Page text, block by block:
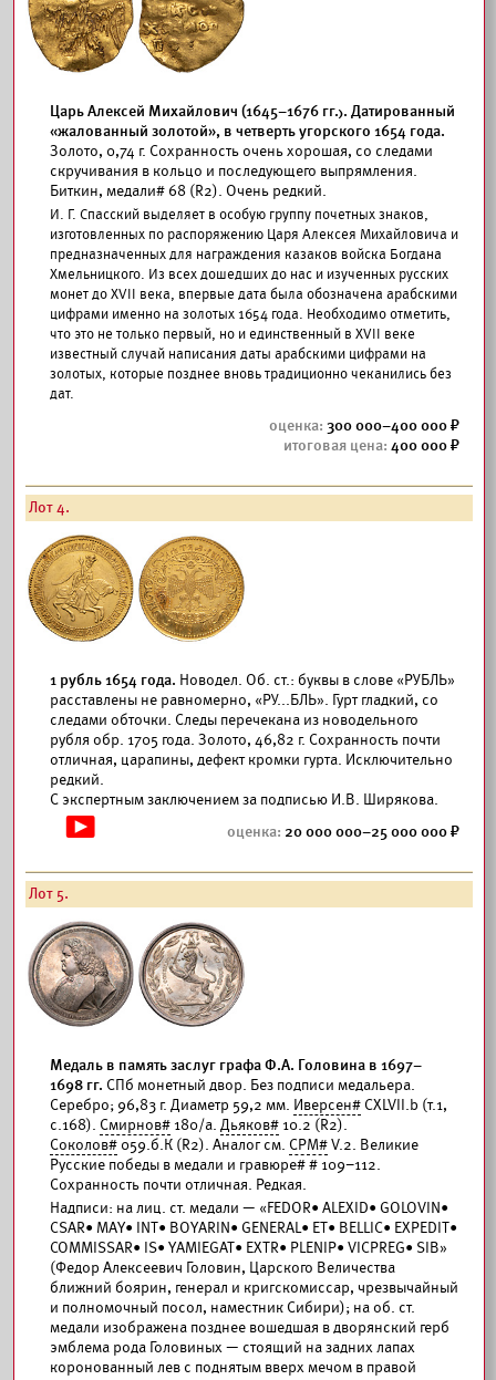
Царь Алексей Михайлович (1645–1676 гг.). Датированный
«жалованный золотой», в четверть угорского 1654 года.
Золото, 0,74 г. Сохранность очень хорошая, со следами
скручивания в кольцо и последующего выпрямления.
Биткин, медали# 68 (R2). Очень редкий.
И. Г. Спасский выделяет в особую группу почетных знаков,
изготовленных по распоряжению Царя Алексея Михайловича и
предназначенных для награждения казаков войска Богдана
Хмельницкого. Из всех дошедших до нас и изученных русских
монет до XVII века, впервые дата была обозначена арабскими
цифрами именно на золотых 1654 года. Необходимо отметить,
что это не только первый, но и единственный в XVII веке
известный случай написания даты арабскими цифрами на
золотых, которые позднее вновь традиционно чеканились без
дат.
300 000–400 000
400 000
Лот 4.
1 рубль 1654 года. Новодел. Об. ст.: буквы в слове «РУБЛЬ»
расставлены не равномерно, «РУ...БЛЬ». Гурт гладкий, со
следами обточки. Следы перечекана из новодельного
рубля обр. 1705 года. Золото, 46,82 г. Сохранность почти
отличная, царапины, дефект кромки гурта. Исключительно
редкий.
С экспертным заключением за подписью И.В. Ширякова.
20 000 000–25 000 000
Лот 5.
Медаль в память заслуг графа Ф.А. Головина в 1697–
1698 гг. СПб монетный двор. Без подписи медальера.
Серебро; 96,83 г. Диаметр 59,2 мм. Иверсен# CXLVII.b (т.1,
с.168). Смирнов# 180/а. Дьяков# 10.2 (R2).
Соколов# 059.б.К (R2). Аналог см. СРМ#V.2. Великие
Русские победы в медали и гравюре# # 109–112.
Сохранность почти отличная. Редкая.
Надписи: на лиц. ст. медали — «FEDOR• ALEXID• GOLOVIN•
CSAR• MAY• INT• BOYARIN• GENERAL• ET• BELLIC• EXPEDIT•
COMMISSAR• IS• YAMIEGAT• EXTR• PLENIP• VICPREG• SIB»
(Федор Алексеевич Головин, Царского Величества
ближний боярин, генерал и кригскомиссар, чрезвычайный
и полномочный посол, наместник Сибири); на об. ст.
медали изображена позднее вошедшая в дворянский герб
эмблема рода Головиных — стоящий на задних лапах
коронованный лев с поднятым вверх мечом в правой